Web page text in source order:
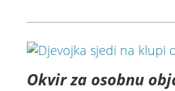
Okvir za osobnu